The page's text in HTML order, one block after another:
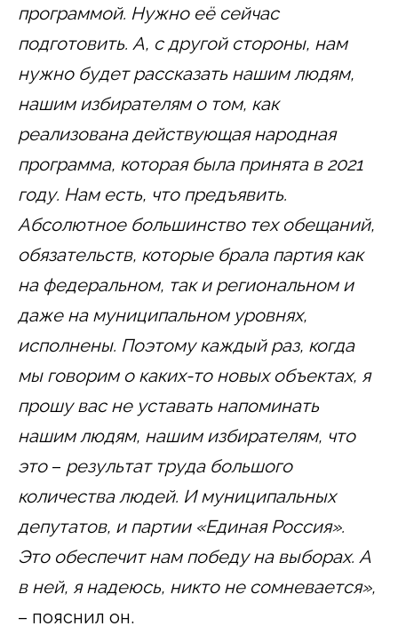
программой. Нужно её сейчас
подготовить. А, с другой стороны, нам
нужно будет рассказать нашим людям,
нашим избирателям о том, как
реализована действующая народная
программа, которая была принята в 2021
году. Нам есть, что предъявить.
Абсолютное большинство тех обещаний,
обязательств, которые брала партия как
на федеральном, так и региональном и
даже на муниципальном уровнях,
исполнены. Поэтому каждый раз, когда
мы говорим о каких-то новых объектах, я
прошу вас не уставать напоминать
нашим людям, нашим избирателям, что
это – результат труда большого
количества людей. И муниципальных
депутатов, и партии «Единая Россия».
Это обеспечит нам победу на выборах. А
в ней, я надеюсь, никто не сомневается»,
– пояснил он.